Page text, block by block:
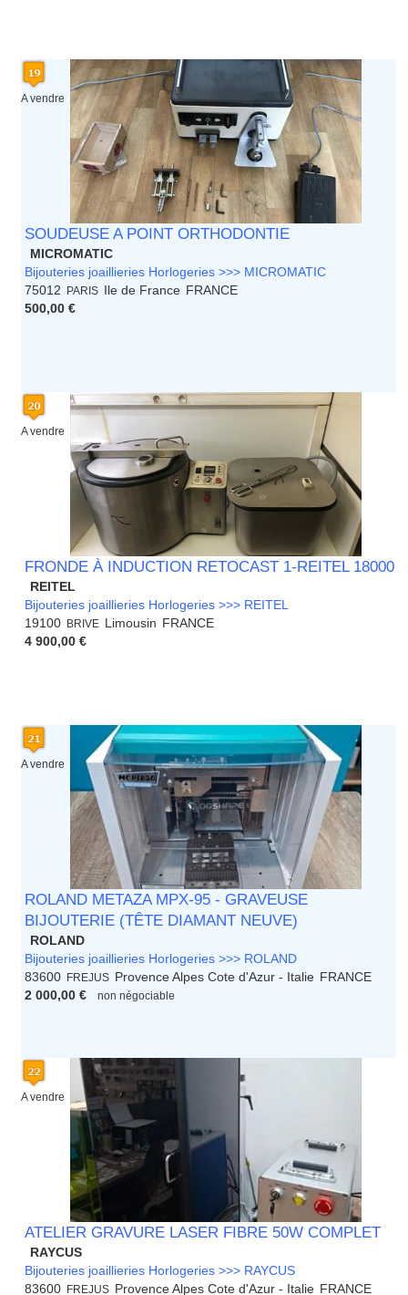
A vendre
SOUDEUSE A POINT ORTHODONTIE
MICROMATIC
Bijouteries joaillieries Horlogeries >>> MICROMATIC
75012
PARIS Ile de France FRANCE
500,00 €
A vendre
FRONDE À INDUCTION RETOCAST 1-REITEL 18000
REITEL
Bijouteries joaillieries Horlogeries >>> REITEL
19100
BRIVE Limousin FRANCE
4 900,00 €
A vendre
ROLAND METAZA MPX-95 - GRAVEUSE
BIJOUTERIE (TÊTE DIAMANT NEUVE)
ROLAND
Bijouteries joaillieries Horlogeries >>> ROLAND
83600
FREJUS Provence Alpes Cote d'Azur - Italie FRANCE
2 000,00 €
non négociable
A vendre
ATELIER GRAVURE LASER FIBRE 50W COMPLET
RAYCUS
Bijouteries joaillieries Horlogeries >>> RAYCUS
83600
FREJUS Provence Alpes Cote d'Azur - Italie FRANCE